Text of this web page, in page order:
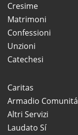
Cresime
Matrimoni
Confessioni
Unzioni
Catechesi
Caritas
Armadio Comunitá
Altri Servizi
Laudato Sí